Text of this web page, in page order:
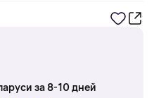
за 8-10 дней